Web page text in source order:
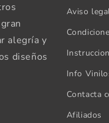
alegría y
diseños
Aviso
Info
Contacta
Afiliados